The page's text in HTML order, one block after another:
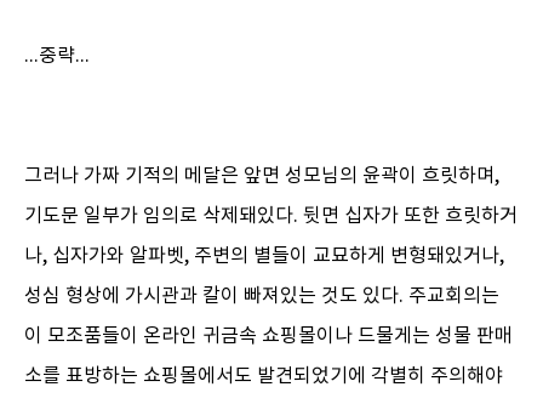
...중략...
그러나 가짜 기적의 메달은 앞면 성모님의 윤곽이 흐릿하며,
기도문 일부가 임의로 삭제돼있다. 뒷면 십자가 또한 흐릿하거
나, 십자가와 알파벳, 주변의 별들이 교묘하게 변형돼있거나,
성심 형상에 가시관과 칼이 빠져있는 것도 있다. 주교회의는
이 모조품들이 온라인 귀금속 쇼핑몰이나 드물게는 성물 판매
소를 표방하는 쇼핑몰에서도 발견되었기에 각별히 주의해야